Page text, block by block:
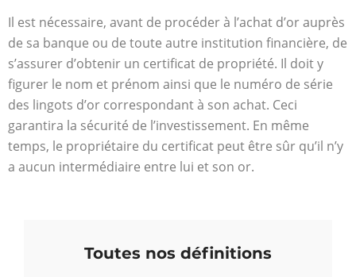
Il est nécessaire, avant de procéder à l’achat d’or auprès
de sa banque ou de toute autre institution financière, de
s’assurer d’obtenir un certificat de propriété. Il doit y
figurer le nom et prénom ainsi que le numéro de série
des lingots d’or correspondant à son achat. Ceci
garantira la sécurité de l’investissement. En même
temps, le propriétaire du certificat peut être sûr qu’il n’y
a aucun intermédiaire entre lui et son or.
Toutes nos définitions